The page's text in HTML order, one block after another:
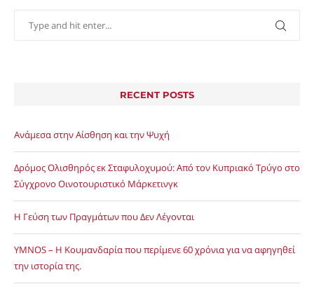
RECENT POSTS
Ανάμεσα στην Αίσθηση και την Ψυχή
Δρόμος Ολισθηρός εκ Σταφυλοχυμού: Από τον Κυπριακό Τρύγο στο
Σύγχρονο Οινοτουριστικό Μάρκετινγκ
Η Γεύση των Πραγμάτων που Δεν Λέγονται
YMNOS – Η Κουμανδαρία που περίμενε 60 χρόνια για να αφηγηθεί
την ιστορία της.